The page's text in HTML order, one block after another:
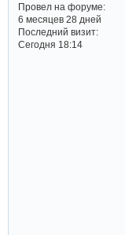
Провел на форуме:
6 месяцев 28 дней
Последний визит:
Сегодня 18:14